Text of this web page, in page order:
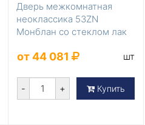
Дверь межкомнатная
неоклассика 53ZN
Монблан со стеклом лак
от 44 081 шт
- + Купить